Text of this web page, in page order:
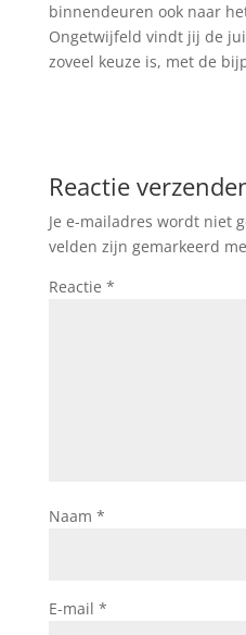
binnendeuren ook naar
Ongetwijfeld vindt jij de
zoveel keuze is, met de
Reactie
Je e-mailadres wordt niet
velden zijn gemarkeerd
Reactie *
Naam *
E-mail *